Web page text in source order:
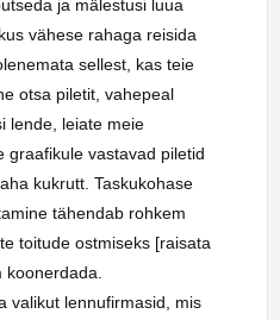
ja mälestusi luua
vähese rahaga reisida
sellest, kas teie
otsa piletit, vahepeal
lende, leiate meie
graafikule vastavad piletid
kukrutt. Taskukohase
tähendab rohkem
toitude ostmiseks [raisata
valikut lennufirmasid, mis